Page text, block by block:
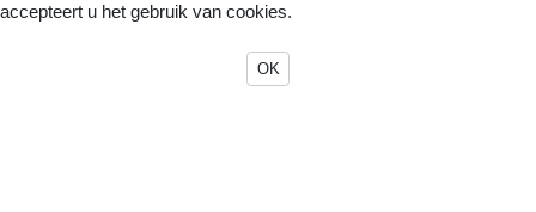
accepteert u het gebruik van cookies.
OK